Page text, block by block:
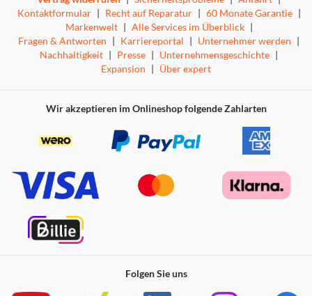
Kontaktformular | Recht auf Reparatur | 60 Monate Garantie |
Markenwelt | Alle Services im Überblick |
Fragen & Antworten | Karriereportal | Unternehmer werden |
Nachhaltigkeit | Presse | Unternehmensgeschichte |
Expansion | Über expert
Wir akzeptieren im Onlineshop folgende Zahlarten
Folgen Sie uns